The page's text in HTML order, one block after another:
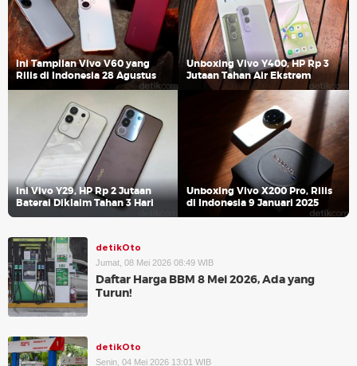
Ini Tampilan Vivo V60 yang
Rilis di Indonesia 28 Agustus
Unboxing Vivo Y400, HP Rp 3
Jutaan Tahan Air Ekstrem
Ini Vivo Y29, HP Rp 2 Jutaan
Baterai Diklaim Tahan 3 Hari
Unboxing Vivo X200 Pro, Rilis
di Indonesia 9 Januari 2025
detikOto
Jumat, 08 Mei 2026 08:49 WIB
Daftar Harga BBM 8 Mei 2026, Ada yang
Turun!
detikOto
Senin, 04 Mei 2026 13:01 WIB